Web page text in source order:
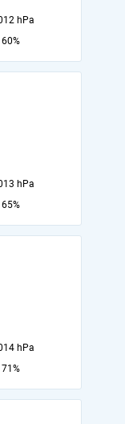
hPa
60%
hPa
65%
hPa
71%